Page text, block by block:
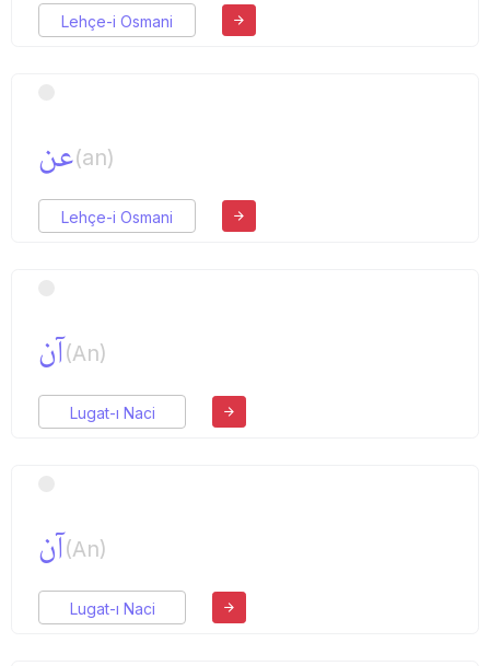
Lehçe-i Osmani
عن(an)
Lehçe-i Osmani
آن(An)
Lugat-ı Naci
آن(An)
Lugat-ı Naci